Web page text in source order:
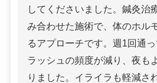
してくださいました。鍼灸治
み合わせた施術で、体のホル
るアプローチです。週1回通
ラッシュの頻度が減り、夜も
りました。イライラも軽減さ